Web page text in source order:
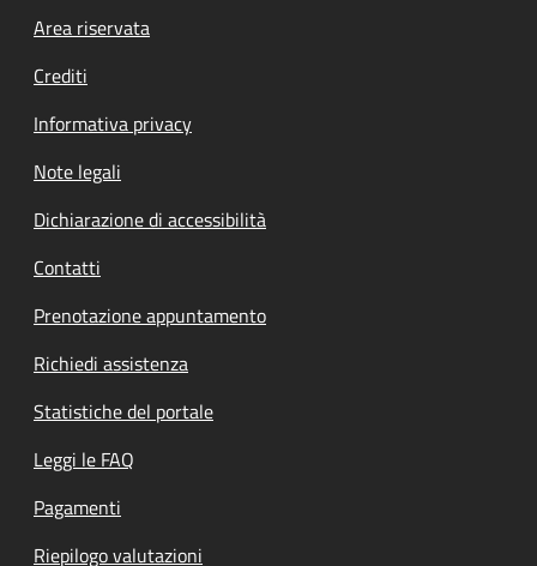
Footer menu
Area riservata
Crediti
Informativa privacy
Note legali
Dichiarazione di accessibilità
Contatti
Prenotazione appuntamento
Richiedi assistenza
Statistiche del portale
Leggi le FAQ
Pagamenti
Riepilogo valutazioni